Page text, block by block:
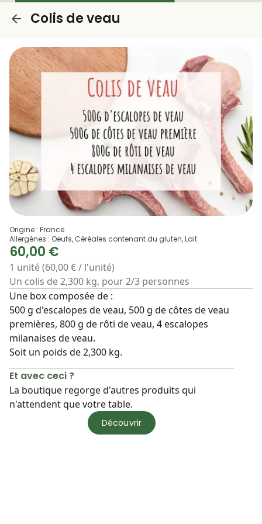
Colis de veau
Origine : France
Allergènes : Oeufs, Céréales contenant du gluten, Lait
60,00 €
1 unité (60,00 € / l'unité)
Un colis de 2,300 kg, pour 2/3 personnes
Une box composée de :
500 g d'escalopes de veau, 500 g de côtes de veau
premières, 800 g de rôti de veau, 4 escalopes
milanaises de veau.
Soit un poids de 2,300 kg.
Et avec ceci ?
La boutique regorge d'autres produits qui
n'attendent que votre table.
Découvrir